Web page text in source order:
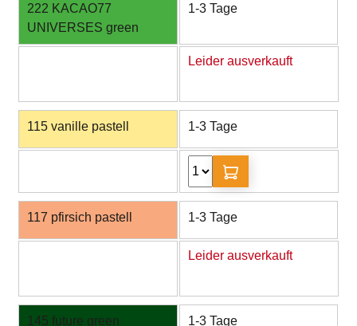
222 KACAO77
UNIVERSES green
1-3 Tage
Leider ausverkauft
115 vanille pastell 1-3 Tage
117 pfirsich pastell 1-3 Tage
Leider ausverkauft
145 future green 1-3 Tage